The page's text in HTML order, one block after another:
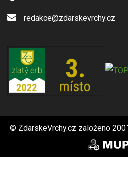
redakce@zdarskevrchy.cz
© ZdarskeVrchy.cz založeno